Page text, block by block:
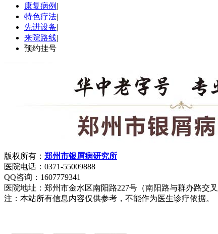
康复病例 |
特色疗法|
先进设备|
来院路线|
预约挂号
版权所有： 郑州市银屑病研究所
医院电话：0371-55009888
QQ咨询：1607779341
医院地址：郑州市金水区南阳路227号（南阳路与群办路交叉
注：本站所有信息内容仅供参考，不能作为医生诊疗依据。